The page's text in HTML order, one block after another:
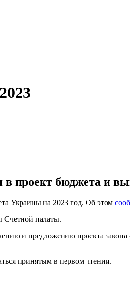
в проект бюджета и
Украины на 2023 год. Об этом
Счетной палаты.
и предложению проекта
принятым в первом чтении.